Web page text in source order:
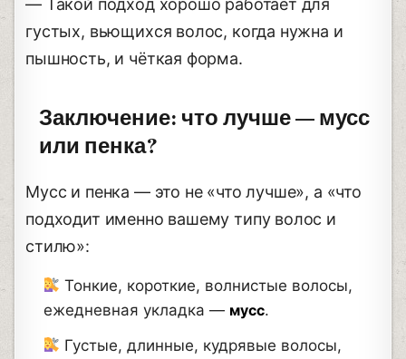
густых, вьющихся волос, когда нужна и
пышность, и чёткая форма.
Заключение: что лучше — мусс
или пенка?
Мусс и пенка — это не «что лучше», а «что
подходит именно вашему типу волос и
стилю»:
Тонкие, короткие, волнистые волосы,
ежедневная укладка — мусс.
Густые, длинные, кудрявые волосы,